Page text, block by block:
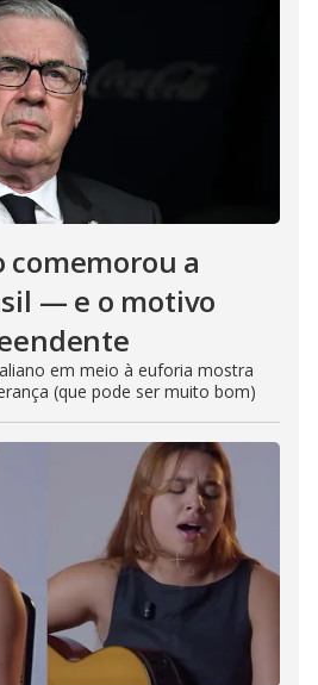
a
— e o motivo
em meio à euforia mostra
(que pode ser muito bom)